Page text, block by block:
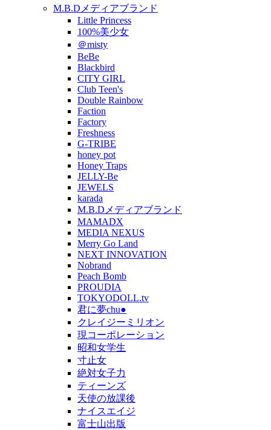
M.B.Dメディアブランド
Little Princess
100%美少女
＠misty
BeBe
Blackbird
CITY GIRL
Club Teen's
Double Rainbow
Faction
Factory
Freshness
G-TRIBE
honey pot
Honey Traps
JELLY-Be
JEWELS
karada
M.B.Dメディアブランド
MAMADX
MEDIA NEXUS
Merry Go Land
NEXT INNOVATION
Nobrand
Peach Bomb
PROUDIA
TOKYODOLL.tv
君に夢chu●
クレイジーミリオン
現コーポレーション
昭和女学生
寸止女
絶対女子力
ティーンズ
天使の放課後
ナイスエイジ
富士山出版